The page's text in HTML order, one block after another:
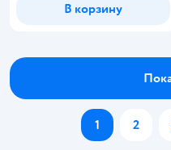
В корзину
1 2